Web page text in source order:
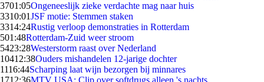
3701:05Ongeneeslijk zieke verdachte mag naar huis
3310:01JSF motie: Stemmen staken
3314:24Rustig verloop demonstraties in Rotterdam
501:48Rotterdam-Zuid weer stroom
5423:28Westerstorm raast over Nederland
10412:38Ouders mishandelen 12-jarige dochter
1116:44Scharping laat wijn bezorgen bij minnares
1712:36MTV USA: Clip over softdrugs alleen 's nachts